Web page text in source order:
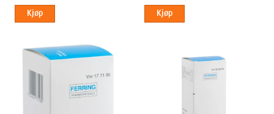
Kjøp Kjøp